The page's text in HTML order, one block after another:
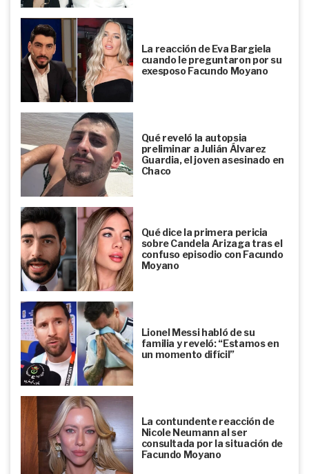
La reacción de Eva Bargiela
cuando le preguntaron por su
exesposo Facundo Moyano
Qué reveló la autopsia
preliminar a Julián Álvarez
Guardia, el joven asesinado en
Chaco
Qué dice la primera pericia
sobre Candela Arizaga tras el
confuso episodio con Facundo
Moyano
Lionel Messi habló de su
familia y reveló: “Estamos en
un momento difícil”
La contundente reacción de
Nicole Neumann al ser
consultada por la situación de
Facundo Moyano